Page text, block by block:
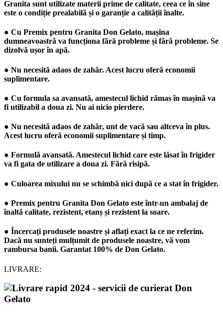
Granita sunt utilizate materii prime de calitate, ceea ce în sine
este o condiție prealabilă și o garanție a calității înalte.
● Cu Premix pentru Granita Don Gelato, mașina
dumneavoastră va funcționa fără probleme și fără probleme. Se
dizolvă ușor în apă.
● Nu necesită adaos de zahăr. Acest lucru oferă economii
suplimentare.
● Cu formula sa avansată, amestecul lichid rămas în mașină va
fi utilizabil a doua zi. Nu ai nicio pierdere.
● Nu necesită adaos de zahăr, unt de vacă sau altceva în plus.
Acest lucru oferă economii suplimentare și timp.
● Formulă avansată. Amestecul lichid care este lăsat în frigider
va fi gata de utilizare a doua zi. Fără risipă.
● Culoarea mixului nu se schimbă nici după ce a stat în frigider.
● Premix pentru Granita Don Gelato este într-un ambalaj de
înaltă calitate, rezistent, etanș și rezistent la soare.
● Încercați produsele noastre și aflați exact la ce ne referim.
Dacă nu sunteți mulțumit de produsele noastre, vă vom
rambursa banii. Garantat 100% de Don Gelato.
LIVRARE: